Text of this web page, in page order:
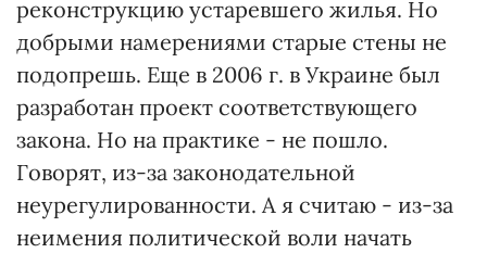
реконструкцию устаревшего жилья. Но
добрыми намерениями старые стены не
подопрешь. Еще в 2006 г. в Украине был
разработан проект соответствующего
закона. Но на практике - не пошло.
Говорят, из-за законодательной
неурегулированности. А я считаю - из-за
неимения политической воли начать